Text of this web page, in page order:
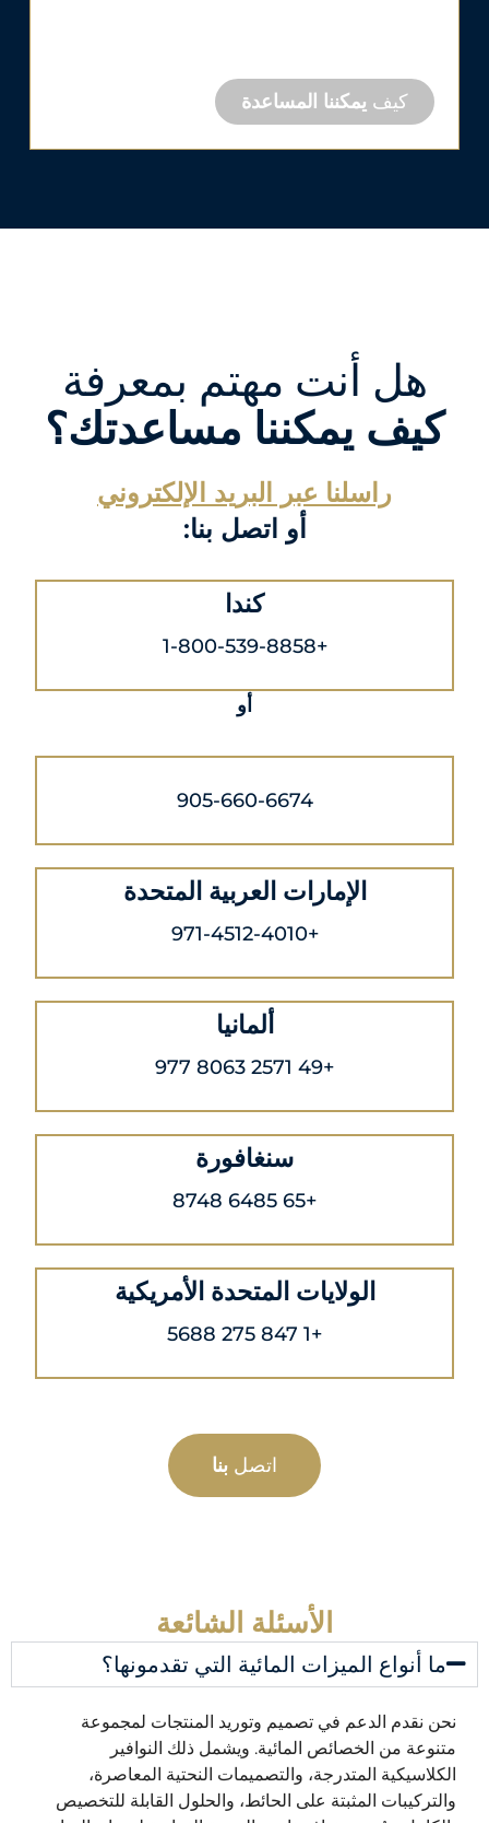
كيف يمكننا المساعدة
هل أنت مهتم بمعرفة
كيف يمكننا مساعدتك؟
راسلنا عبر البريد الإلكتروني
أو اتصل بنا:
كندا
+1-800-539-8858
أو
905-660-6674
الإمارات العربية المتحدة
+971-4512-4010
ألمانيا
+49 2571 8063 977
سنغافورة
+65 6485 8748
الولايات المتحدة الأمريكية
+1 847 275 5688
اتصل بنا
الأسئلة الشائعة
ما أنواع الميزات المائية التي تقدمونها؟
نحن نقدم الدعم في تصميم وتوريد المنتجات لمجموعة
متنوعة من الخصائص المائية. ويشمل ذلك النوافير
الكلاسيكية المتدرجة، والتصميمات النحتية المعاصرة،
والتركيبات المثبتة على الحائط، والحلول القابلة للتخصيص